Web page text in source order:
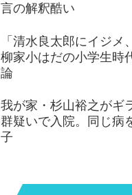
言の解釈酷い
「清水良太郎にイジメ
柳家小はだの小学生時
論
我が家・杉山裕之がギ
群疑いで入院。同じ病
子